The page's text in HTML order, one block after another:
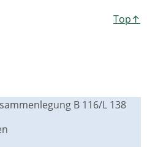
Top↑
B 116/L 138